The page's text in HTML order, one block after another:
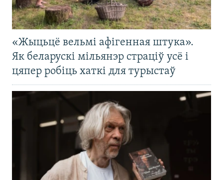
«Жыцьцё вельмі афігенная штука».
Як беларускі мільянэр страціў усё і
цяпер робіць хаткі для турыстаў